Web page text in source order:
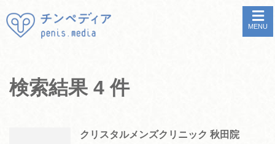
MENU
検索結果 4 件
クリスタルメンズクリニック 秋田院